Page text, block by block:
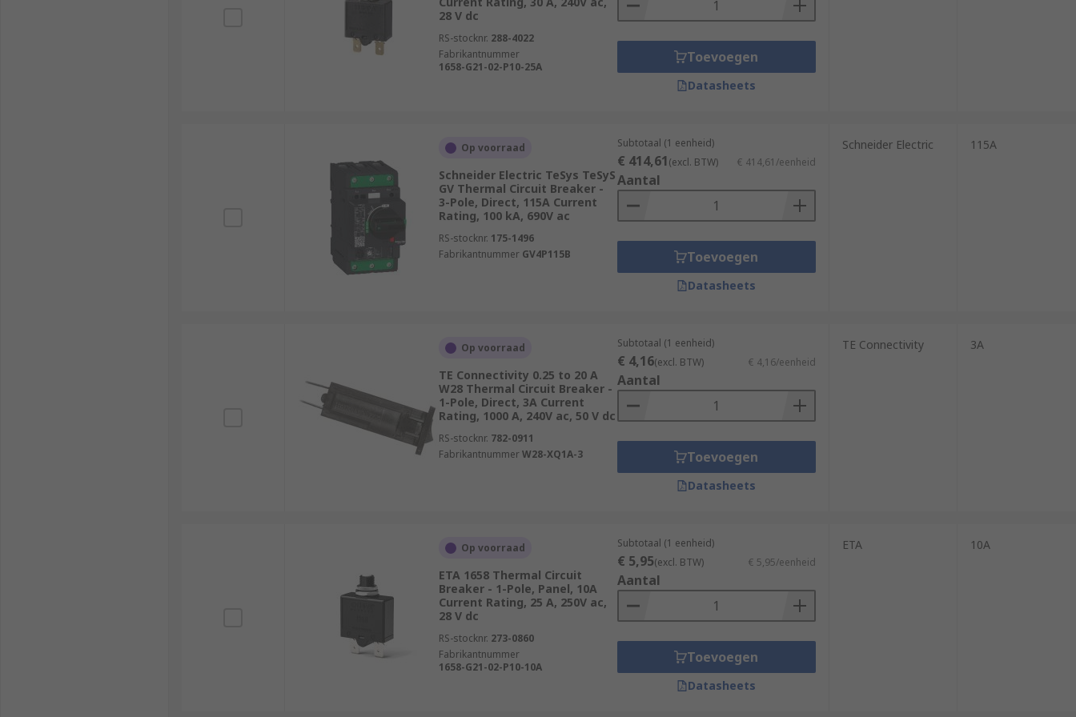
28 V dc
RS-stocknr. 288-4022
Fabrikantnummer
1658-G21-02-P10-25A
Toevoegen
Datasheets
Op voorraad
Schneider Electric TeSys TeSyS
GV Thermal Circuit Breaker -
3-Pole, Direct, 115A Current
Rating, 100 kA, 690V ac
RS-stocknr. 175-1496
Fabrikantnummer GV4P115B
Subtotaal (1 eenheid)
€ 414,61(excl. BTW) € 414,61/eenheid
Aantal
Toevoegen
Datasheets
Schneider Electric 115A
Op voorraad
TE Connectivity 0.25 to 20 A
W28 Thermal Circuit Breaker -
1-Pole, Direct, 3A Current
Rating, 1000 A, 240V ac, 50 V dc
RS-stocknr. 782-0911
FabrikantnummerW28-XQ1A-3
Subtotaal (1 eenheid)
€ 4,16(excl. BTW) € 4,16/eenheid
Aantal
Toevoegen
Datasheets
TE Connectivity 3A
Op voorraad
ETA 1658 Thermal Circuit
Breaker - 1-Pole, Panel, 10A
Current Rating, 25 A, 250V ac,
28 V dc
RS-stocknr. 273-0860
Fabrikantnummer
1658-G21-02-P10-10A
Subtotaal (1 eenheid)
€ 5,95(excl. BTW) € 5,95/eenheid
Aantal
Toevoegen
Datasheets
ETA 10A